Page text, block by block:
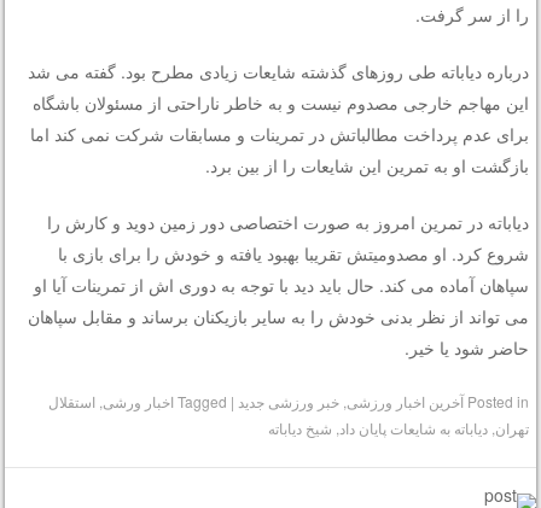
را از سر گرفت.
درباره دیاباته طی روزهای گذشته شایعات زیادی مطرح بود. گفته می شد
این مهاجم خارجی مصدوم نیست و به خاطر ناراحتی از مسئولان باشگاه
برای عدم پرداخت مطالباتش در تمرینات و مسابقات شرکت نمی کند اما
بازگشت او به تمرین این شایعات را از بین برد.
دیاباته در تمرین امروز به صورت اختصاصی دور زمین دوید و کارش را
شروع کرد. او مصدومیتش تقریبا بهبود یافته و خودش را برای بازی با
سپاهان آماده می کند. حال باید دید با توجه به دوری اش از تمرینات آیا او
می تواند از نظر بدنی خودش را به سایر بازیکنان برساند و مقابل سپاهان
حاضر شود یا خیر.
Posted inآخرین اخبار ورزشی, خبر ورزشی جدید |
Taggedاخبار ورشی, استقلال
تهران, دیاباته به شایعات پایان داد, شیخ دیاباته